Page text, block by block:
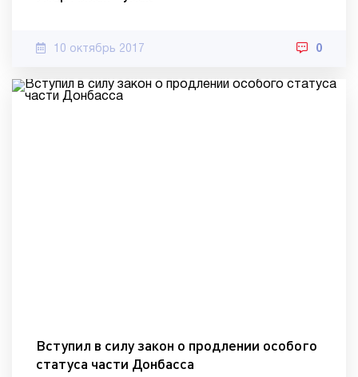
10 октябрь 2017 0
Вступил в силу закон о продлении особого
статуса части Донбасса